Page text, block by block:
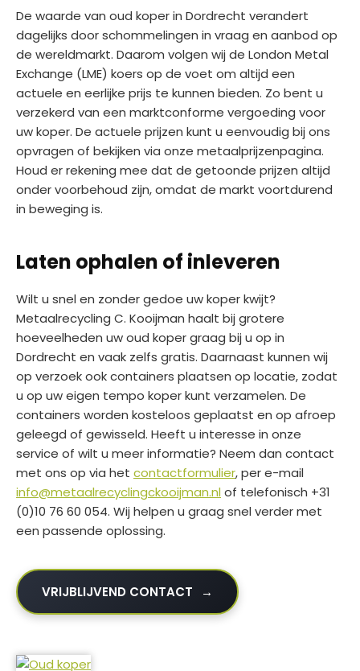
De waarde van oud koper in Dordrecht verandert
dagelijks door schommelingen in vraag en aanbod op
de wereldmarkt. Daarom volgen wij de London Metal
Exchange (LME) koers op de voet om altijd een
actuele en eerlijke prijs te kunnen bieden. Zo bent u
verzekerd van een marktconforme vergoeding voor
uw koper. De actuele prijzen kunt u eenvoudig bij ons
opvragen of bekijken via onze metaalprijzenpagina.
Houd er rekening mee dat de getoonde prijzen altijd
onder voorbehoud zijn, omdat de markt voortdurend
in beweging is.
Laten ophalen of inleveren
Wilt u snel en zonder gedoe uw koper kwijt?
Metaalrecycling C. Kooijman haalt bij grotere
hoeveelheden uw oud koper graag bij u op in
Dordrecht en vaak zelfs gratis. Daarnaast kunnen wij
op verzoek ook containers plaatsen op locatie, zodat
u op uw eigen tempo koper kunt verzamelen. De
containers worden kosteloos geplaatst en op afroep
geleegd of gewisseld. Heeft u interesse in onze
service of wilt u meer informatie? Neem dan contact
met ons op via het contactformulier, per e-mail
info@metaalrecyclingckooijman.nl of telefonisch +31
(0)10 76 60 054. Wij helpen u graag snel verder met
een passende oplossing.
VRIJBLIJVEND CONTACT